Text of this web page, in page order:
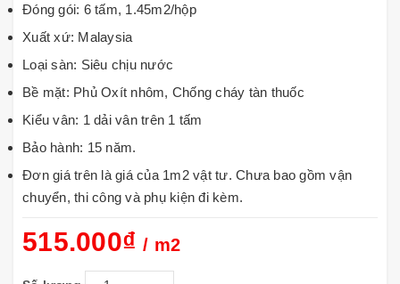
Đóng gói: 6 tấm, 1.45m2/hộp
Xuất xứ: Malaysia
Loại sàn: Siêu chịu nước
Bề mặt: Phủ Oxít nhôm, Chống cháy tàn thuốc
Kiểu vân: 1 dải vân trên 1 tấm
Bảo hành: 15 năm.
Đơn giá trên là giá của 1m2 vật tư. Chưa bao gồm vận
chuyển, thi công và phụ kiện đi kèm.
515.000₫/ m2